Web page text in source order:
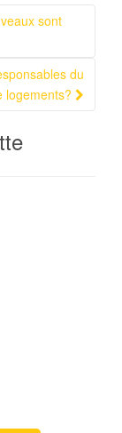
sont
du
logements?